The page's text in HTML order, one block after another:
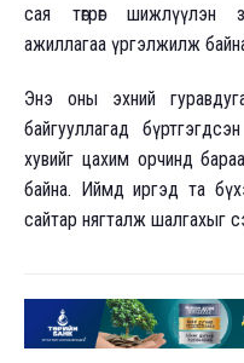
сая төгрөг шижлүүлэн
ажиллагаа үргэлжилж
Энэ оны эхний
байгууллагад
хувийг цахим орчинд
байна. Иймд иргэд та
сайтар нягталж шалгахыг